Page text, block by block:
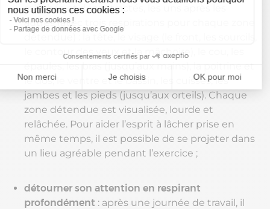
relâchés et décontractés, les uns après les
autres (avec trois respirations pour chaque zone
le contour des yeux et la mâchoire), le cou, les
épaules, les bras (jusqu’aux mains), la poitrine et
le dos, le ventre et le bassin, les cuisses, les
jambes et les pieds (jusqu’aux orteils). Chaque
zone détendue est visualisée, lourde et
relâchée. Pour aider l’esprit à lâcher prise en
même temps, il est possible de se projeter dans
un lieu agréable pendant l’exercice ;
détourner son attention en respirant
profondément : après une journée de travail, il